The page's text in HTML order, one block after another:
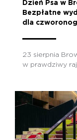
Dzień Psa w
Bezpłatne
dla
23 sierpnia
w prawdziwy